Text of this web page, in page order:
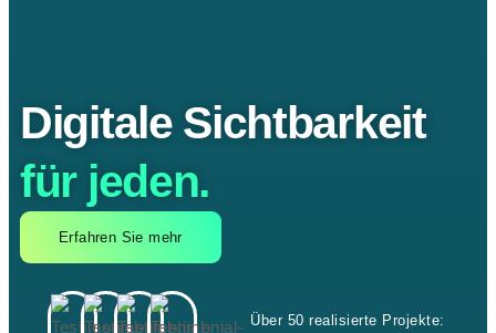
Digitale Sichtbarkeit
für jeden.
Erfahren Sie mehr
Über 50 realisierte Projekte: